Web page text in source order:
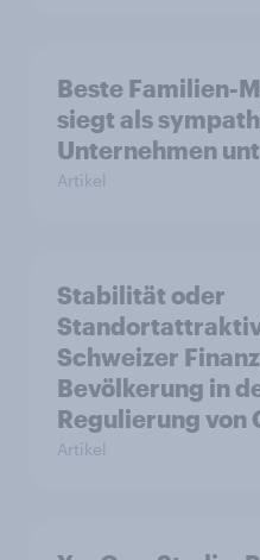
Beste Familien-
siegt als
Unternehmen
Artikel
Stabilität oder
Schweizer
Bevölkerung in
Regulierung von
Artikel